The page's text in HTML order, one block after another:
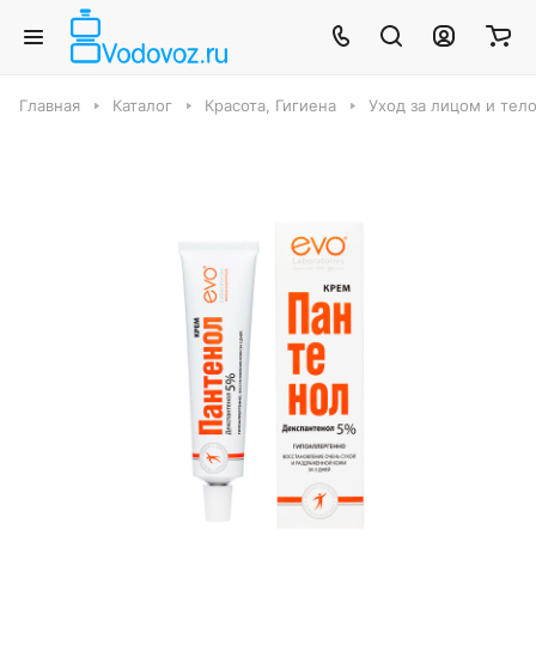
Главная Каталог Красота, Гигиена Уход за лицом и